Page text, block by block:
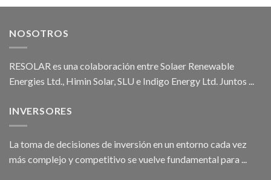
of 5
NOSOTROS
RESOLAR es una colaboración entre Solaer Renewable
Energies Ltd., Himin Solar, SLU e Indigo Energy Ltd. Juntos ...
INVERSORES
La toma de decisiones de inversión en un entorno cada vez
más complejo y competitivo se vuelve fundamental para ...